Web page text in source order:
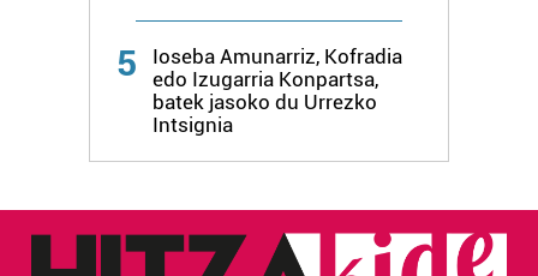
5
Ioseba Amunarriz, Kofradia
edo Izugarria Konpartsa,
batek jasoko du Urrezko
Intsignia